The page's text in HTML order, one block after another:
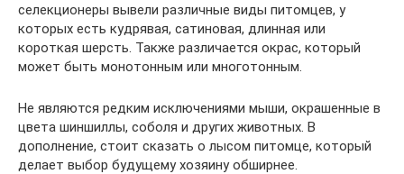
селекционеры вывели различные виды питомцев, у
которых есть кудрявая, сатиновая, длинная или
короткая шерсть. Также различается окрас, который
может быть монотонным или многотонным.
Не являются редким исключениями мыши, окрашенные в
цвета шиншиллы, соболя и других животных. В
дополнение, стоит сказать о лысом питомце, который
делает выбор будущему хозяину обширнее.